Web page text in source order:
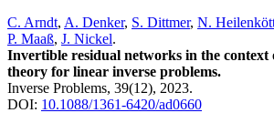
C. Arndt, A. Denker, S. Dittmer, N.
P. Maaß, J. Nickel.
Invertible residual networks in the context
theory for linear inverse problems.
Inverse Problems, 39(12), 2023.
DOI: 10.1088/1361-6420/ad0660